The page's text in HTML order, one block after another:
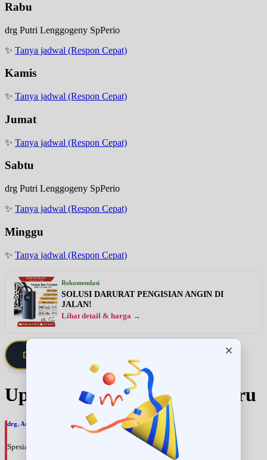
Rabu
drg Putri Lenggogeny SpPerio
✨ Tanya jadwal (Respon Cepat)
Kamis
✨ Tanya jadwal (Respon Cepat)
Jumat
✨ Tanya jadwal (Respon Cepat)
Sabtu
drg Putri Lenggogeny SpPerio
✨ Tanya jadwal (Respon Cepat)
Minggu
✨ Tanya jadwal (Respon Cepat)
Rekomendasi
SOLUSI DARURAT PENGISIAN ANGIN DI
JALAN!
Lihat detail & harga →
Daftarkan Saya via Member VIP
Update Jadwal Dokter terbaru
drg. Astri Hapsari, SpBM
Spesialis: Gigi & Mulut